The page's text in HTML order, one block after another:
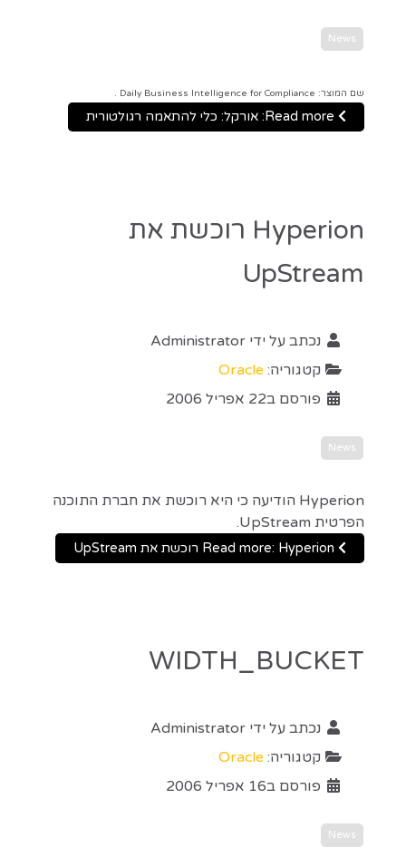
News
שם המוצר: Daily Business Intelligence for Compliance .
Hyperion רוכשת את
UpStream
נכתב על ידי Administrator
קטגוריה: Oracle
פורסם ב22 אפריל 2006
News
Hyperion הודיעה כי היא רוכשת את חברת התוכנה
הפרטית UpStream.
WIDTH_BUCKET
נכתב על ידי Administrator
קטגוריה: Oracle
פורסם ב16 אפריל 2006
News